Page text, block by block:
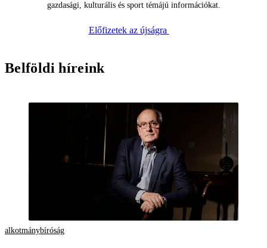
gazdasági, kulturális és sport témájú információkat.
Előfizetek az újságra
Belföldi híreink
alkotmánybíróság